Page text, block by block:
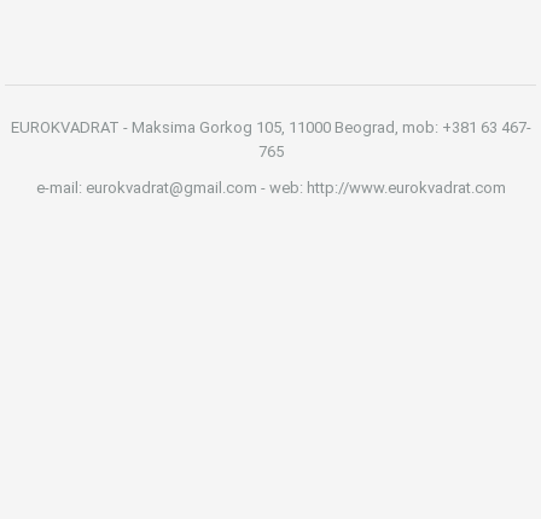
EUROKVADRAT - Maksima Gorkog 105, 11000 Beograd, mob: +381 63 467-
765
e-mail: eurokvadrat@gmail.com - web: http://www.eurokvadrat.com